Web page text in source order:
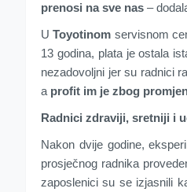
prenosi na sve nas –
UToyotinom servisnom
13 godina, plata je ostala
nezadovoljni jer su radnici
a profit im je zbog
Radnici zdraviji, sretniji i
Nakon dvije godine,
prosječnog radnika
zaposlenici su se izjasnili